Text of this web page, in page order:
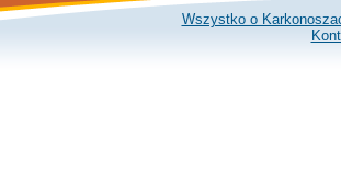
Wszystko o